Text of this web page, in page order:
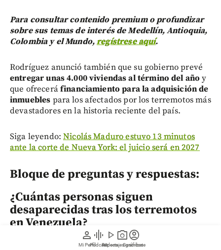
person
Mi Perfil
graphic_eq
Pódcast
play_arrow
Videos
photo_camera
Reportajes gráficos
account_circle
Suscríbete
Para consultar contenido premium o profundizar
sobre sus temas de interés de Medellín, Antioquia,
Colombia y el Mundo,regístrese aquí.
Rodríguez anunció también que su gobierno prevé
entregar unas 4.000 viviendas al término del año y
que ofreceráfinanciamiento para la adquisición de
inmuebles para los afectados por los terremotos más
devastadores en la historia reciente del país.
Siga leyendo:Nicolás Maduro estuvo 13 minutos
ante la corte de Nueva York: el juicio será en 2027
Bloque de preguntas y respuestas:
¿Cuántas personas siguen
desaparecidas tras los terremotos
en Venezuela?
Según las autoridades del estado La Guaira, aún hay